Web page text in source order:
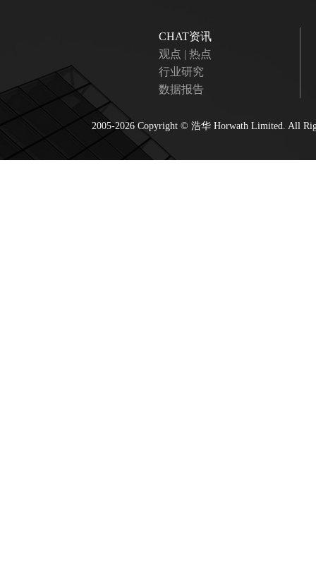
CHAT资讯
观点 | 热点
行业研究
数据报告
2005-2026 Copyright © 浩华 Horwath Limited. All